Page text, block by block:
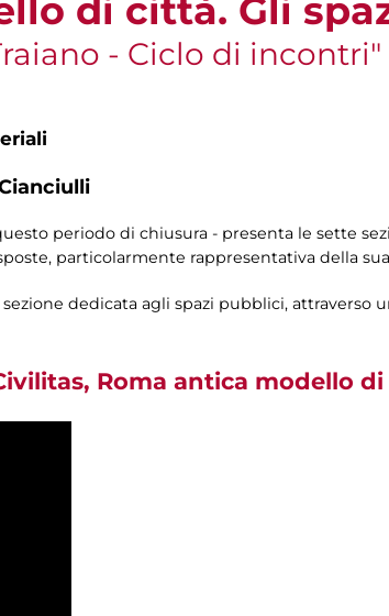
di città. Gli
- Ciclo di incontri"
periodo di chiusura - presenta le sette
particolarmente rappresentativa della
dedicata agli spazi pubblici, attraverso
Roma antica modello